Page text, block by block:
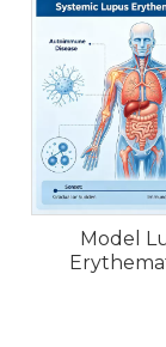
pengeluaran
kompleks
berbilang
Model